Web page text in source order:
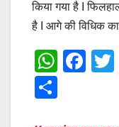
किया गया है I
है I आगे की विधिक
W
F